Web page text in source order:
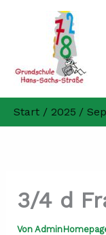
Start 2025
3/4 d
Von